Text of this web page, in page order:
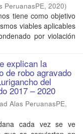
PeruanasPE, 2020)
tiene como objetivo
viables aplicables
por violación
explican la
de robo agravado
del
2017 – 2020
Alas PeruanasPE,
cada vez se ve